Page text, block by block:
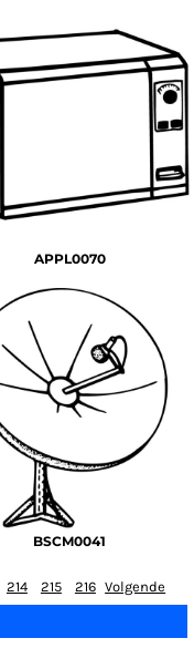
APPL0070
BSCM0041
214 215 216 Volgende